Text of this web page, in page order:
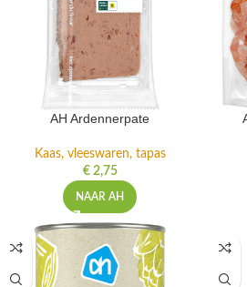
AH Ardennerpate
Kaas, vleeswaren, tapas
€2,75
NAAR AH